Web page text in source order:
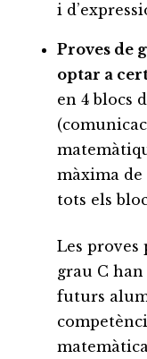
i
Proves de
optar a
en 4 blocs
màxima de
tots els
Les proves
grau C
futurs